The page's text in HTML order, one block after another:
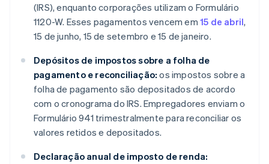
(IRS), enquanto corporações utilizam o Formulário
1120-W. Esses pagamentos vencem em 15 de abril,
15 de junho, 15 de setembro e 15 de janeiro.
Depósitos de impostos sobre a folha de
pagamento e reconciliação: os impostos sobre a
folha de pagamento são depositados de acordo
com o cronograma do IRS. Empregadores enviam o
Formulário 941 trimestralmente para reconciliar os
valores retidos e depositados.
Declaração anual de imposto de renda: